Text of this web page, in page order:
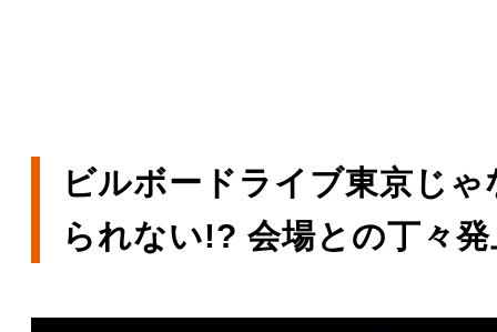
ビルボードライブ東京じゃ
られない!? 会場との丁々発